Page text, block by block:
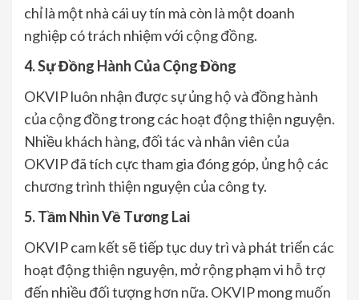
chỉ là một nhà cái uy tín mà còn là một doanh
nghiệp có trách nhiệm với cộng đồng.
4. Sự Đồng Hành Của Cộng Đồng
OKVIP luôn nhận được sự ủng hộ và đồng hành
của cộng đồng trong các hoạt động thiện nguyện.
Nhiều khách hàng, đối tác và nhân viên của
OKVIP đã tích cực tham gia đóng góp, ủng hộ các
chương trình thiện nguyện của công ty.
5. Tầm Nhìn Về Tương Lai
OKVIP cam kết sẽ tiếp tục duy trì và phát triển các
hoạt động thiện nguyện, mở rộng phạm vi hỗ trợ
đến nhiều đối tượng hơn nữa. OKVIP mong muốn